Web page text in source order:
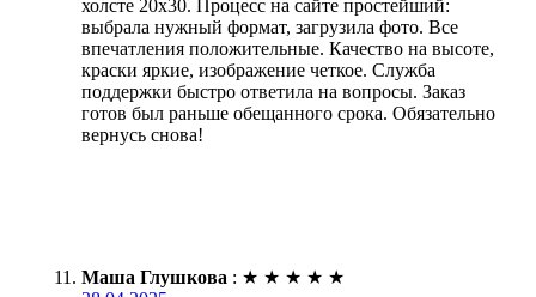
холсте 20х30. Процесс на сайте простейший:
выбрала нужный формат, загрузила фото. Все
впечатления положительные. Качество на высоте,
краски яркие, изображение четкое. Служба
поддержки быстро ответила на вопросы. Заказ
готов был раньше обещанного срока. Обязательно
вернусь снова!
Маша Глушкова : ★ ★ ★ ★ ★